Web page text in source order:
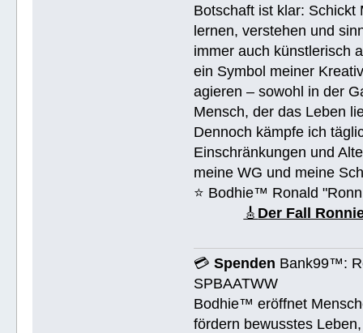
Botschaft ist klar: Schickt
lernen, verstehen und
immer auch künstlerisch
ein Symbol meiner
agieren – sowohl in der
Mensch, der das Leben
Dennoch kämpfe ich
Einschränkungen und
meine WG und meine
⭐️ Bodhie™ Ronald
🎸 Der Fall
💳Spenden Bank99™:
SPBAATWW
Bodhie™ eröffnet
fördern bewusstes